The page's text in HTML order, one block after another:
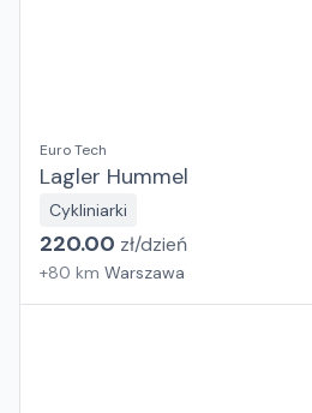
Euro Tech
Lagler Hummel
Cykliniarki
220.00 zł/dzień
+80 km Warszawa